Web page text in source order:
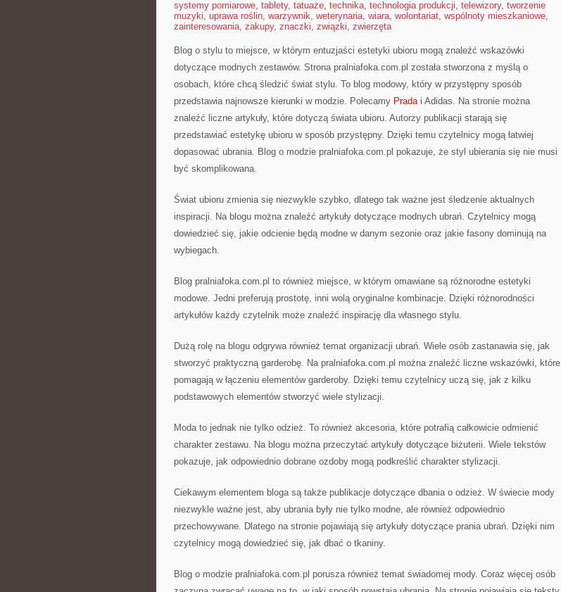
systemy pomiarowe, tablety, tatuaże, technika, technologia produkcji, telewizory, tworzenie
muzyki, uprawa roślin, warzywnik, weterynaria, wiara, wolontariat, wspólnoty mieszkaniowe,
zainteresowania, zakupy, znaczki, związki, zwierzęta
Blog o stylu to miejsce, w którym entuzjaści estetyki ubioru mogą znaleźć wskazówki
dotyczące modnych zestawów. Strona pralniafoka.com.pl została stworzona z myślą o
osobach, które chcą śledzić świat stylu. To blog modowy, który w przystępny sposób
przedstawia najnowsze kierunki w modzie. Polecamy Pradai Adidas. Na stronie można
znaleźć liczne artykuły, które dotyczą świata ubioru. Autorzy publikacji starają się
przedstawiać estetykę ubioru w sposób przystępny. Dzięki temu czytelnicy mogą łatwiej
dopasować ubrania. Blog o modzie pralniafoka.com.pl pokazuje, że styl ubierania się nie musi
być skomplikowana.
Świat ubioru zmienia się niezwykle szybko, dlatego tak ważne jest śledzenie aktualnych
inspiracji. Na blogu można znaleźć artykuły dotyczące modnych ubrań. Czytelnicy mogą
dowiedzieć się, jakie odcienie będą modne w danym sezonie oraz jakie fasony dominują na
wybiegach.
Blog pralniafoka.com.pl to również miejsce, w którym omawiane są różnorodne estetyki
modowe. Jedni preferują prostotę, inni wolą oryginalne kombinacje. Dzięki różnorodności
artykułów każdy czytelnik może znaleźć inspirację dla własnego stylu.
Dużą rolę na blogu odgrywa również temat organizacji ubrań. Wiele osób zastanawia się, jak
stworzyć praktyczną garderobę. Na pralniafoka.com.pl można znaleźć liczne wskazówki, które
pomagają w łączeniu elementów garderoby. Dzięki temu czytelnicy uczą się, jak z kilku
podstawowych elementów stworzyć wiele stylizacji.
Moda to jednak nie tylko odzież. To również akcesoria, które potrafią całkowicie odmienić
charakter zestawu. Na blogu można przeczytać artykuły dotyczące biżuterii. Wiele tekstów
pokazuje, jak odpowiednio dobrane ozdoby mogą podkreślić charakter stylizacji.
Ciekawym elementem bloga są także publikacje dotyczące dbania o odzież. W świecie mody
niezwykle ważne jest, aby ubrania były nie tylko modne, ale również odpowiednio
przechowywane. Dlatego na stronie pojawiają się artykuły dotyczące prania ubrań. Dzięki nim
czytelnicy mogą dowiedzieć się, jak dbać o tkaniny.
Blog o modzie pralniafoka.com.pl porusza również temat świadomej mody. Coraz więcej osób